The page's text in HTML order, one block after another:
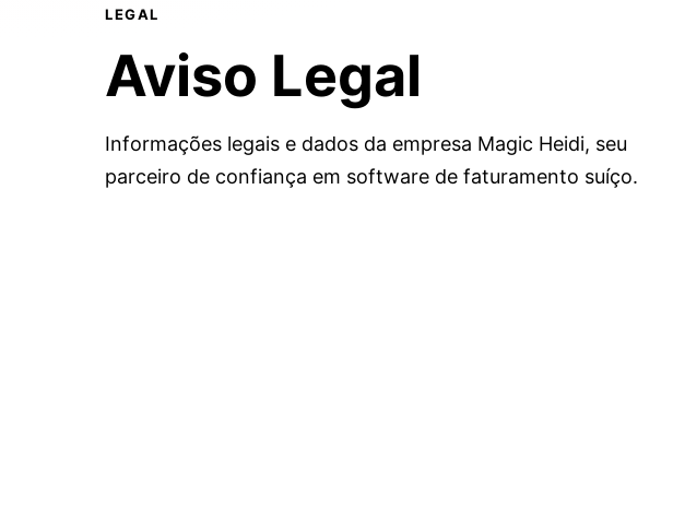
LEGAL
Aviso Legal
Informações legais e dados da empresa Magic Heidi, seu
parceiro de confiança em software de faturamento suíço.